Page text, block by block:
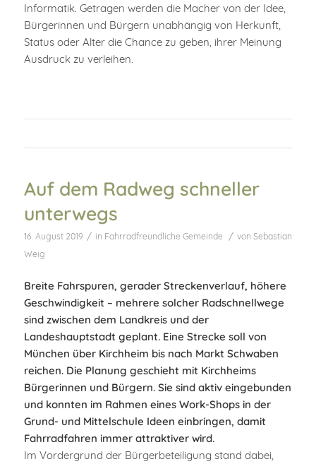
Informatik. Getragen werden die Macher von der Idee,
Bürgerinnen und Bürgern unabhängig von Herkunft,
Status oder Alter die Chance zu geben, ihrer Meinung
Ausdruck zu verleihen.
Auf dem Radweg schneller
unterwegs
16. August 2019 / in Fahrradfreundliche Gemeinde / von Sebastian
Weig
Breite Fahrspuren, gerader Streckenverlauf, höhere
Geschwindigkeit – mehrere solcher Radschnellwege
sind zwischen dem Landkreis und der
Landeshauptstadt geplant. Eine Strecke soll von
München über Kirchheim bis nach Markt Schwaben
reichen. Die Planung geschieht mit Kirchheims
Bürgerinnen und Bürgern. Sie sind aktiv eingebunden
und konnten im Rahmen eines Work-Shops in der
Grund- und Mittelschule Ideen einbringen, damit
Fahrradfahren immer attraktiver wird.
Im Vordergrund der Bürgerbeteiligung stand dabei,